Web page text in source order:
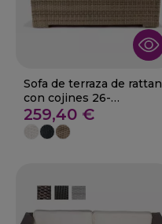
Sofa de terraza de rattan
con cojines 26-
Villamuriel
259,40 €